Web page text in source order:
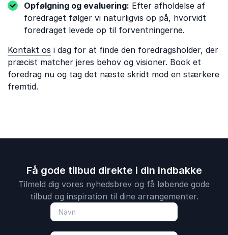
Opfølgning og evaluering: Efter afholdelse af
foredraget følger vi naturligvis op på, hvorvidt
foredraget levede op til forventningerne.
Kontakt os i dag for at finde den foredragsholder, der
præcist matcher jeres behov og visioner. Book et
foredrag nu og tag det næste skridt mod en stærkere
fremtid.
Få gode tilbud direkte i din indbakke
Tilmeld dig vores nyhedsbrev og få løbende gode
tilbud og inspiration til dine arrangementer.